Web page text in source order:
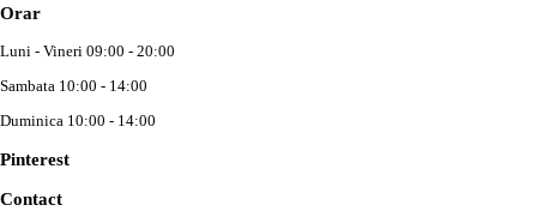
Orar
Luni - Vineri 09:00 - 20:00
Sambata 10:00 - 14:00
Duminica 10:00 - 14:00
Pinterest
Contact